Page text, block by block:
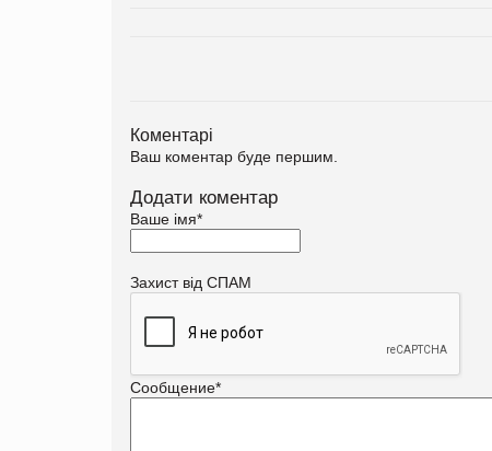
Коментарі
Ваш коментар буде першим.
Додати коментар
Ваше імя*
Захист від СПАМ
Сообщение*